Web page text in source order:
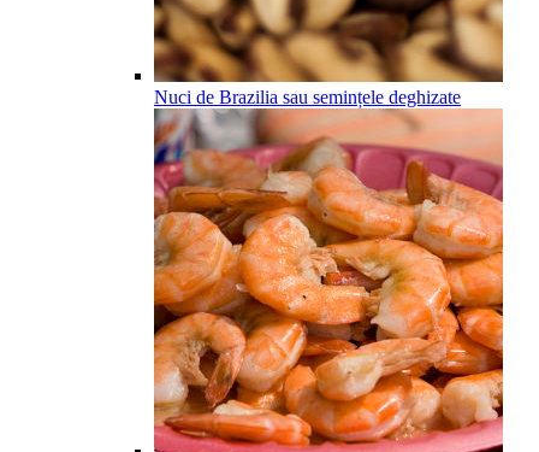
Nuci de Brazilia sau semințele deghizate